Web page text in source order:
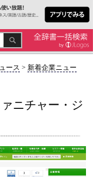
ース > 新着企業ニュー
ニチャー・ジ